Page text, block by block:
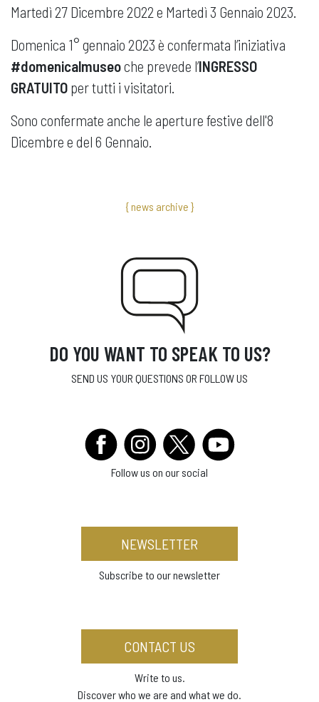
Martedì 27 Dicembre 2022 e Martedì 3 Gennaio 2023.
Domenica 1° gennaio 2023 è confermata l’iniziativa
#domenicalmuseoche prevede l’INGRESSO
GRATUITO per tutti i visitatori.
Sono confermate anche le aperture festive dell'8
Dicembre e del 6 Gennaio.
{ news archive }
DO YOU WANT TO SPEAK TO US?
SEND US YOUR QUESTIONS OR FOLLOW US
Follow us on our social
NEWSLETTER
Subscribe to our newsletter
CONTACT US
Write to us.
Discover who we are and what we do.